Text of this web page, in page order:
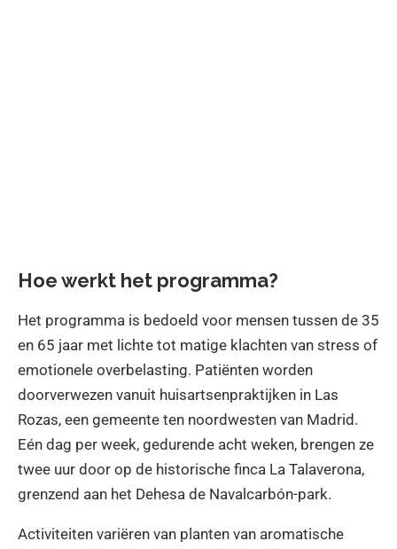
Hoe werkt het programma?
Het programma is bedoeld voor mensen tussen de 35
en 65 jaar met lichte tot matige klachten van stress of
emotionele overbelasting. Patiënten worden
doorverwezen vanuit huisartsenpraktijken in Las
Rozas, een gemeente ten noordwesten van Madrid.
Eén dag per week, gedurende acht weken, brengen ze
twee uur door op de historische finca La Talaverona,
grenzend aan het Dehesa de Navalcarbón-park.
Activiteiten variëren van planten van aromatische